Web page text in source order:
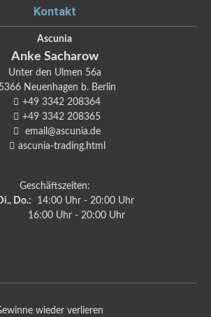
Kontakt
Ascunia
Anke Sacharow
Unter den Ulmen 56a
Neuenhagen b. Berlin
+49 3342 208364
+49 3342 208365
email@ascunia.de
ascunia-trading.html
Geschäftszeiten:
Do.: 14:00 Uhr - 20:00 Uhr
16:00 Uhr - 20:00 Uhr
wieder verlieren